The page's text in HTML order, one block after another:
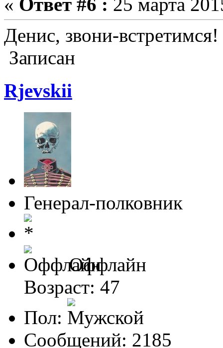
Денис, звони-
Записан
Rjevskii
Генерал-полковник
Оффлайн
Возраст: 47
Пол:
Сообщений: 2185